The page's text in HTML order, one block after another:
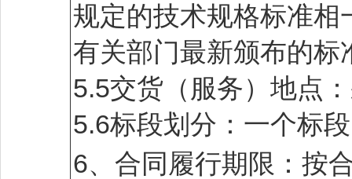
规定的技术规格标准相
有关部门最新颁布的标
5.5交货（服务）地点
5.6标段划分：一个标
6、合同履行期限：按